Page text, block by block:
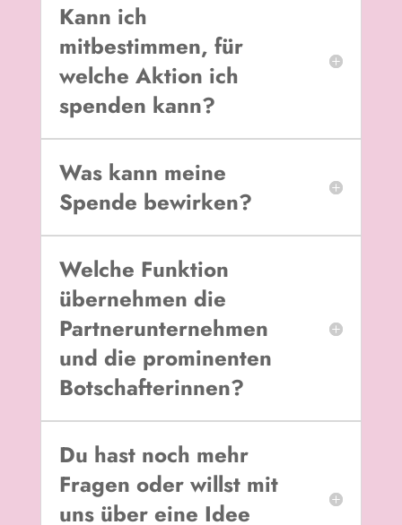
Kann ich
mitbestimmen, für
welche Aktion ich
spenden kann?
Was kann meine
Spende bewirken?
Welche Funktion
übernehmen die
Partnerunternehmen
und die prominenten
Botschafterinnen?
Du hast noch mehr
Fragen oder willst mit
uns über eine Idee